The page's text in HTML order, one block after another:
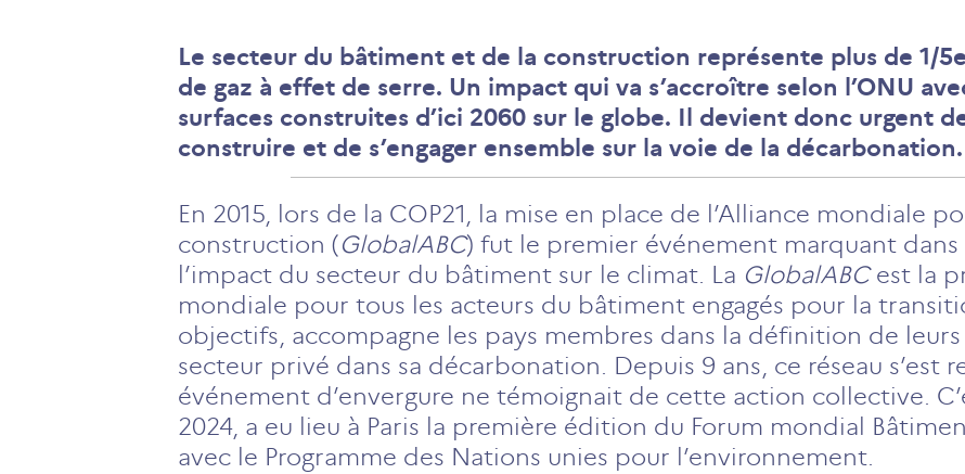
Le secteur du bâtiment et de la construction représente plus de 1/
de gaz à effet de serre. Un impact qui va s’accroître selon l’ONU
surfaces construites d’ici 2060 sur le globe. Il devient donc urgent
construire et de s’engager ensemble sur la voie de la décarbonation.
En 2015, lors de la COP21, la mise en place de l’Alliance mondiale
construction (GlobalABC) fut le premier événement marquant
l’impact du secteur du bâtiment sur le climat. La GlobalABCest la
mondiale pour tous les acteurs du bâtiment engagés pour la
objectifs, accompagne les pays membres dans la définition de
secteur privé dans sa décarbonation. Depuis 9 ans, ce réseau s’est
événement d’envergure ne témoignait de cette action collective.
2024, a eu lieu à Paris la première édition du Forum mondial
avec le Programme des Nations unies pour l’environnement.